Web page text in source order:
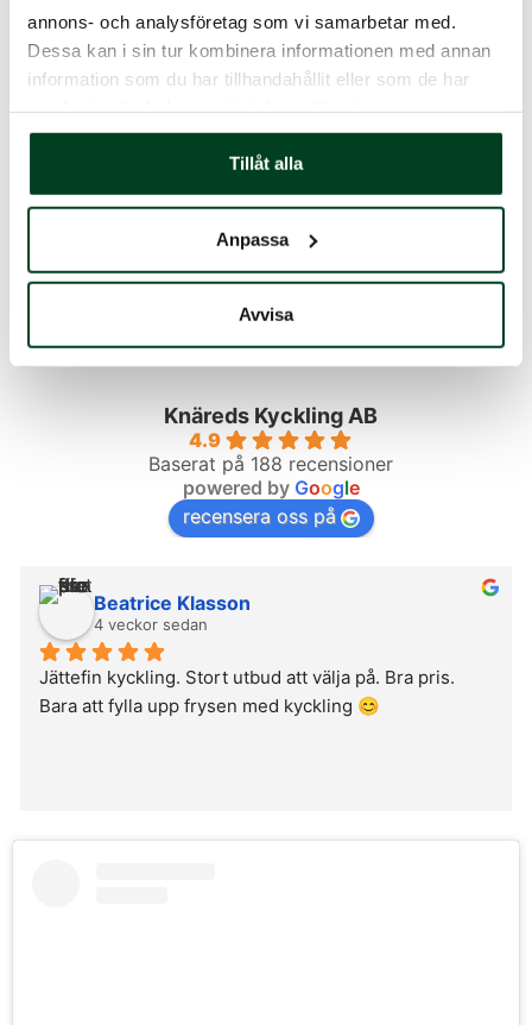
annons- och analysföretag som vi samarbetar med.
Dessa kan i sin tur kombinera informationen med annan
information som du har tillhandahållit eller som de har
Tillåt alla
Anpassa
Avvisa
Betyg från våra kunder
Knäreds Kyckling AB
4.9
Baserat på 188 recensioner
powered by Google
recensera oss på
Beatrice Klasson
4 veckor sedan
Jättefin kyckling. Stort utbud att välja på. Bra pris.
Bara att fylla upp frysen med kyckling 😊